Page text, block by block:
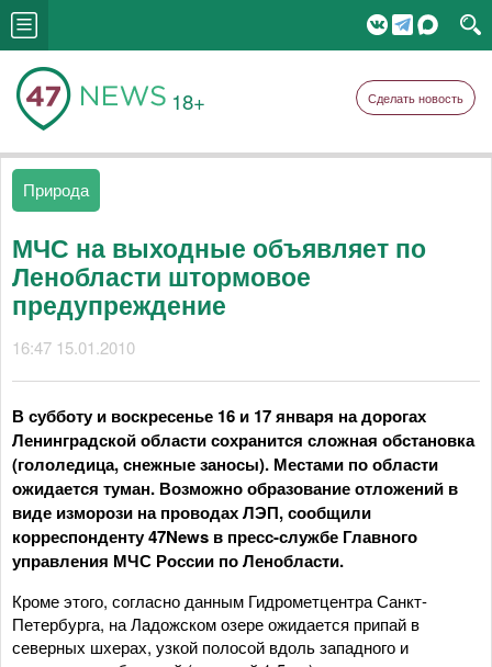
18+ Сделать новость
Природа
МЧС на выходные объявляет по
Ленобласти штормовое
предупреждение
16:47 15.01.2010
В субботу и воскресенье 16 и 17 января на дорогах
Ленинградской области сохранится сложная обстановка
(гололедица, снежные заносы). Местами по области
ожидается туман. Возможно образование отложений в
виде изморози на проводах ЛЭП, сообщили
корреспонденту 47News в пресс-службе Главного
управления МЧС России по Ленобласти.
Кроме этого, согласно данным Гидрометцентра Санкт-
Петербурга, на Ладожском озере ожидается припай в
северных шхерах, узкой полосой вдоль западного и